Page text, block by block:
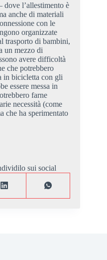
dove l’allestimento è
anche di materiali
con le
organizzate
trasporto di bambini,
un mezzo di
avere difficoltà
che potrebbero
in bicicletta con gli
essere messa in
farne
necessità (come
che ha sperimentato
sui social